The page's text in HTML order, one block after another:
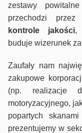
zestawy
przechodzi przez
kontrole jakości,
buduje wizerunek
Zaufały nam
zakupowe
(np. realizacje
motoryzacyjnego,
popartych
prezentujemy w